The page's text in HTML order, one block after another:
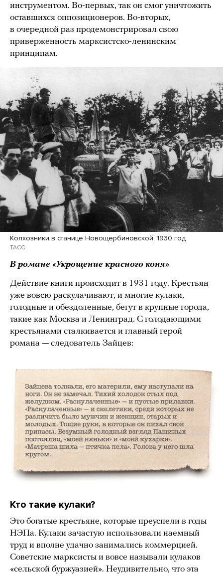
инструментом. Во-первых, так он смог уничтожить
оставшихся оппозиционеров. Во-вторых,
в очередной раз продемонстрировал свою
приверженность марксистско-ленинским
принципам.
Колхозники в станице Новощербиновской, 1930 год
ТАСС
В романе «Укрощение красного коня»
Действие книги происходит в 1931 году. Крестьян
уже вовсю раскулачивают, и многие кулаки,
голодные и обездоленные, бегут в крупные города,
такие как Москва и Ленинград. С голодающими
крестьянами сталкивается и главный герой
романа — следователь Зайцев:
Кто такие кулаки?
Это богатые крестьяне, которые преуспели в годы
НЭПа. Кулаки зачастую использовали наемный
труд и вполне удачно занимались коммерцией.
Советские марксисты и вовсе называли кулаков
«сельской буржуазией». Неудивительно, что эта